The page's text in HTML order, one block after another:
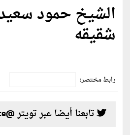
الشيخ حمود
شقيقه
رابط مختصر:
تابعنا أيضا عبر تويتر @alwatanvoice